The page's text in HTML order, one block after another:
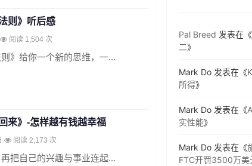
则》听后感
阅读 1,504 次
》给你一个新的思维，一...
来》-怎样越有钱越幸福
阅读 2,173 次
把自己的兴趣与事业连起...
Pal Breed 发表在《
二》
Mark Do 发表在《
所得》
Mark Do 发表在《
实性能》
Mark Do 发表在《
FTC开罚3500万美